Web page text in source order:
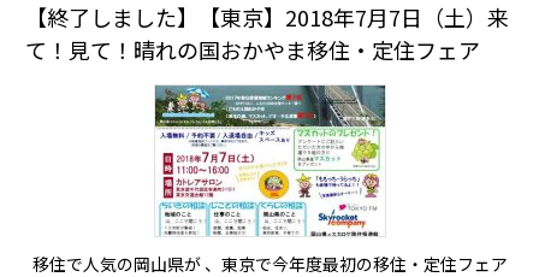
【終了しました】【東京】2018年7月7日（土）来
て！見て！晴れの国おかやま移住・定住フェア
移住で人気の岡山県が 、東京で今年度最初の移住・定住フェア